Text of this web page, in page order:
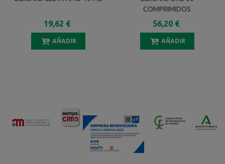
19,62 €
AÑADIR
COMPRIMIDOS
56,20 €
AÑADIR